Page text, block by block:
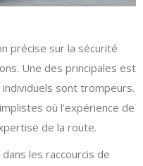
précise sur la sécurité
Une des principales est
sont trompeurs.
où l’expérience de
de la route.
les raccourcis de